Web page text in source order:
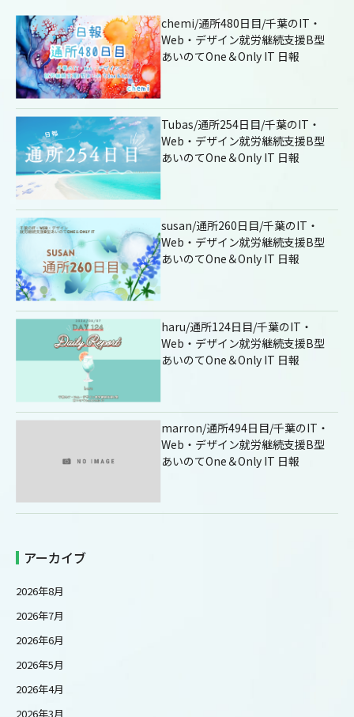
chemi/通所480日目/千葉のIT・
Web・デザイン就労継続支援B型
あいのてOne＆Only IT 日報
Tubas/通所254日目/千葉のIT・
Web・デザイン就労継続支援B型
あいのてOne＆Only IT 日報
susan/通所260日目/千葉のIT・
Web・デザイン就労継続支援B型
あいのてOne＆Only IT 日報
haru/通所124日目/千葉のIT・
Web・デザイン就労継続支援B型
あいのてOne＆Only IT 日報
marron/通所494日目/千葉のIT・
Web・デザイン就労継続支援B型
あいのてOne＆Only IT 日報
アーカイブ
2026年8月
2026年7月
2026年6月
2026年5月
2026年4月
2026年3月